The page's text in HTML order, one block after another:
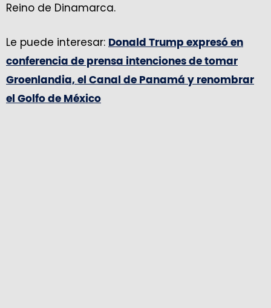
Reino de Dinamarca.
Le puede interesar: Donald Trump expresó en
conferencia de prensa intenciones de tomar
Groenlandia, el Canal de Panamá y renombrar
el Golfo de México